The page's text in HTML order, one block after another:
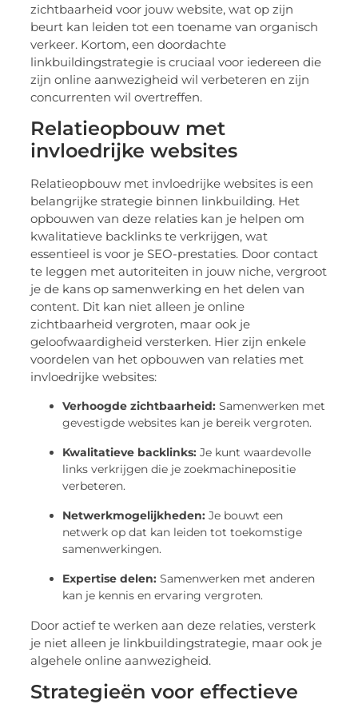
zichtbaarheid voor jouw website, wat op zijn
beurt kan leiden tot een toename van organisch
verkeer. Kortom, een doordachte
linkbuildingstrategie is cruciaal voor iedereen die
zijn online aanwezigheid wil verbeteren en zijn
concurrenten wil overtreffen.
Relatieopbouw met
invloedrijke websites
Relatieopbouw met invloedrijke websites is een
belangrijke strategie binnen linkbuilding. Het
opbouwen van deze relaties kan je helpen om
kwalitatieve backlinks te verkrijgen, wat
essentieel is voor je SEO-prestaties. Door contact
te leggen met autoriteiten in jouw niche, vergroot
je de kans op samenwerking en het delen van
content. Dit kan niet alleen je online
zichtbaarheid vergroten, maar ook je
geloofwaardigheid versterken. Hier zijn enkele
voordelen van het opbouwen van relaties met
invloedrijke websites:
Verhoogde zichtbaarheid: Samenwerken met
gevestigde websites kan je bereik vergroten.
Kwalitatieve backlinks: Je kunt waardevolle
links verkrijgen die je zoekmachinepositie
verbeteren.
Netwerkmogelijkheden: Je bouwt een
netwerk op dat kan leiden tot toekomstige
samenwerkingen.
Expertise delen: Samenwerken met anderen
kan je kennis en ervaring vergroten.
Door actief te werken aan deze relaties, versterk
je niet alleen je linkbuildingstrategie, maar ook je
algehele online aanwezigheid.
Strategieën voor effectieve